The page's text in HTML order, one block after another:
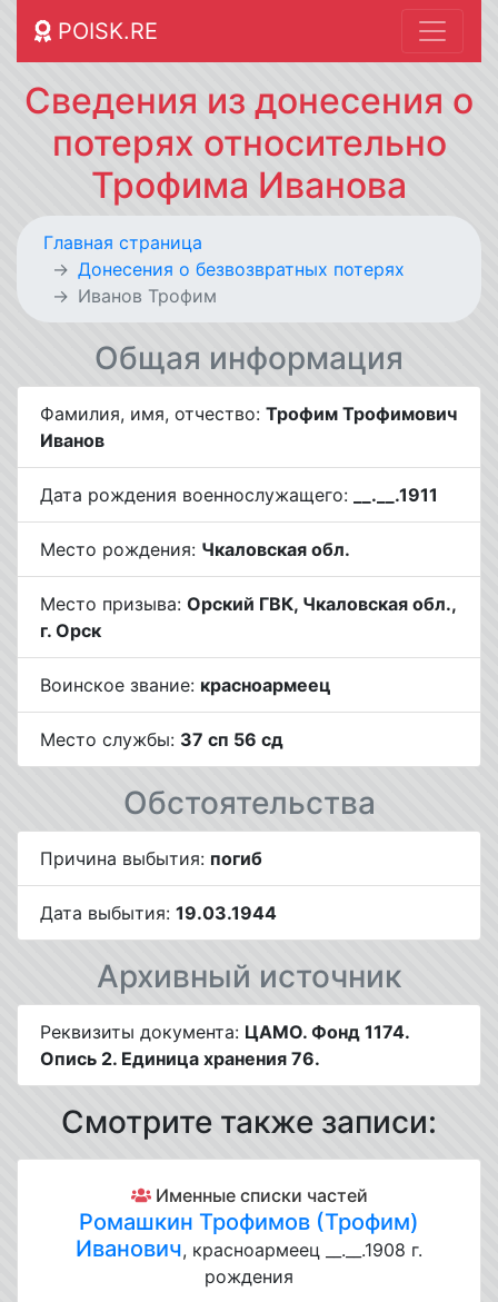
POISK.RE
Сведения из донесения о
потерях относительно
Трофима Иванова
Главная страница
Донесения о безвозвратных потерях
Иванов Трофим
Общая информация
Фамилия, имя, отчество: Трофим Трофимович
Иванов
Дата рождения военнослужащего: __.__.1911
Место рождения: Чкаловская обл.
Место призыва: Орский ГВК, Чкаловская обл.,
г. Орск
Воинское звание: красноармеец
Место службы: 37 сп 56 сд
Обстоятельства
Причина выбытия: погиб
Дата выбытия: 19.03.1944
Архивный источник
Реквизиты документа: ЦАМО. Фонд 1174.
Опись 2. Единица хранения 76.
Смотрите также записи:
Именные списки частей
Ромашкин Трофимов (Трофим)
Иванович, красноармеец __.__.1908 г.
рождения